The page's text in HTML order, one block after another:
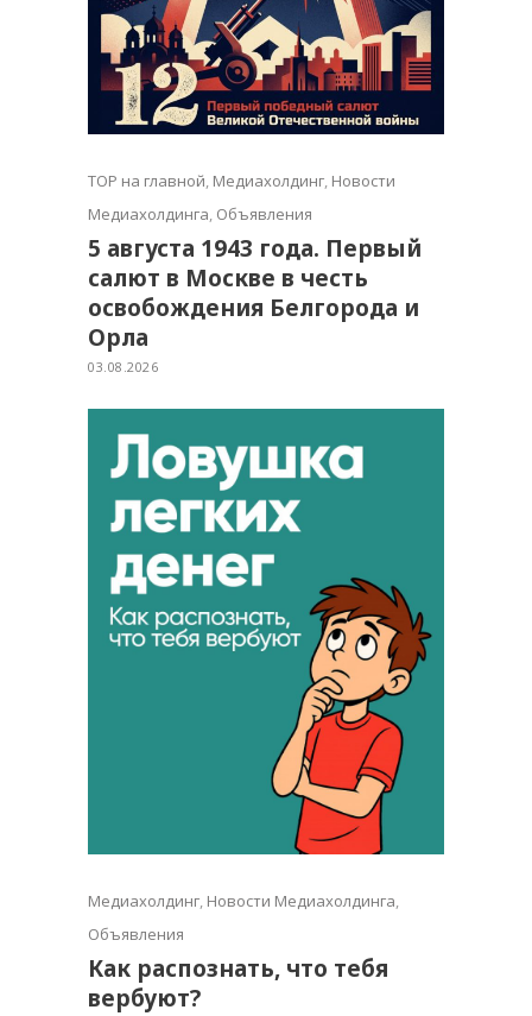
TOP на главной, Медиахолдинг, Новости
Медиахолдинга, Объявления
5 августа 1943 года. Первый
салют в Москве в честь
освобождения Белгорода и
Орла
03.08.2026
Медиахолдинг, Новости Медиахолдинга,
Объявления
Как распознать, что тебя
вербуют?